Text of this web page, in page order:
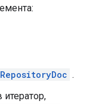
RepositoryDoc .